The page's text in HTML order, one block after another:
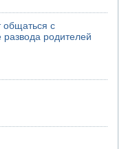
общаться с
родителей